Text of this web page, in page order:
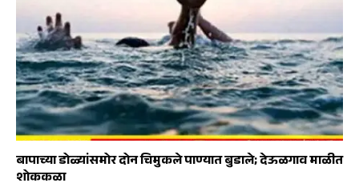
बापाच्या डोळ्यांसमोर दोन चिमुकले पाण्यात बुडाले; देऊळगाव माळीत
शोककळा